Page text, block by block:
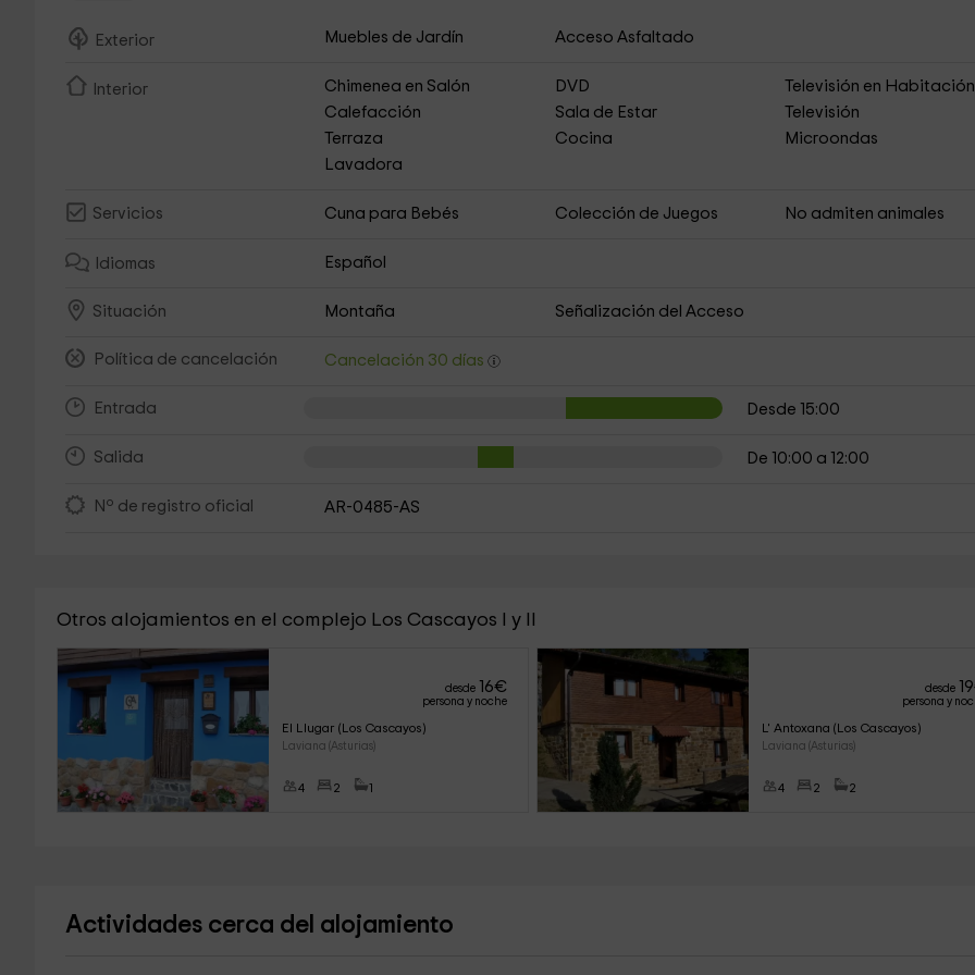
Exterior Muebles de Jardín Acceso Asfaltado
Interior Chimenea en Salón DVD
Televisión en Habitación
Calefacción
Sala de Estar
Televisión
Terraza
Cocina
Microondas
Lavadora
Servicios Cuna para Bebés Colección de Juegos No admiten animales
Idiomas Español
Situación Montaña Señalización del Acceso
Política de cancelación Cancelación 30 días
Entrada Desde 15:00
Salida De 10:00 a 12:00
Nº de registro oficial AR-0485-AS
Otros alojamientos en el complejo Los Cascayos I y II
desde 16€
persona y noche
El Llugar (Los Cascayos)
Laviana (Asturias)
4 2 1
desde 19
persona y
L' Antoxana (Los Cascayos)
Laviana (Asturias)
4 2 2
Actividades cerca del alojamiento